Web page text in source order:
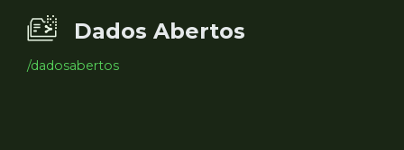
Dados Abertos
/dadosabertos